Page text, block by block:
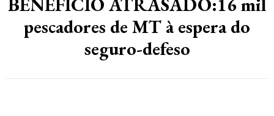
pescadores de MT à espera do
seguro-defeso